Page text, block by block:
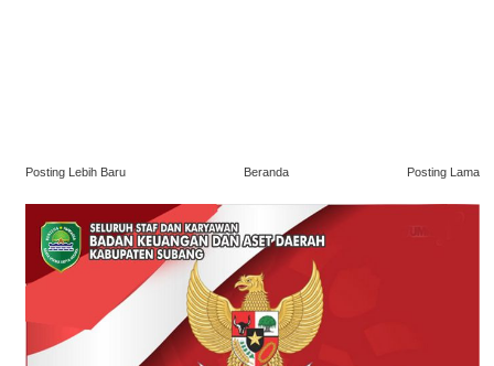
Posting Lebih Baru Posting Lama
Beranda